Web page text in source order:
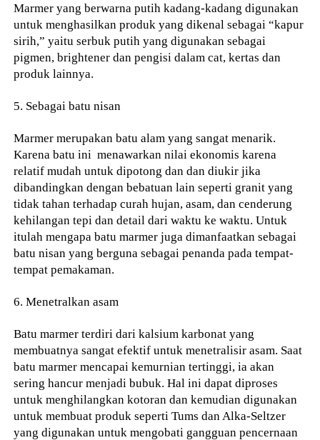
Marmer yang berwarna putih kadang-kadang digunakan
untuk menghasilkan produk yang dikenal sebagai “kapur
sirih,” yaitu serbuk putih yang digunakan sebagai
pigmen, brightener dan pengisi dalam cat, kertas dan
produk lainnya.
5. Sebagai batu nisan
Marmer merupakan batu alam yang sangat menarik.
Karena batu ini menawarkan nilai ekonomis karena
relatif mudah untuk dipotong dan dan diukir jika
dibandingkan dengan bebatuan lain seperti granit yang
tidak tahan terhadap curah hujan, asam, dan cenderung
kehilangan tepi dan detail dari waktu ke waktu. Untuk
itulah mengapa batu marmer juga dimanfaatkan sebagai
batu nisan yang berguna sebagai penanda pada tempat-
tempat pemakaman.
6. Menetralkan asam
Batu marmer terdiri dari kalsium karbonat yang
membuatnya sangat efektif untuk menetralisir asam. Saat
batu marmer mencapai kemurnian tertinggi, ia akan
sering hancur menjadi bubuk. Hal ini dapat diproses
untuk menghilangkan kotoran dan kemudian digunakan
untuk membuat produk seperti Tums dan Alka-Seltzer
yang digunakan untuk mengobati gangguan pencernaan